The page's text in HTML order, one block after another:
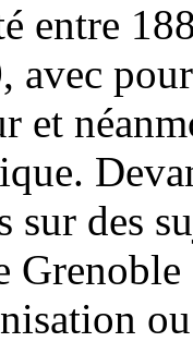
entre
, avec
et
sur des